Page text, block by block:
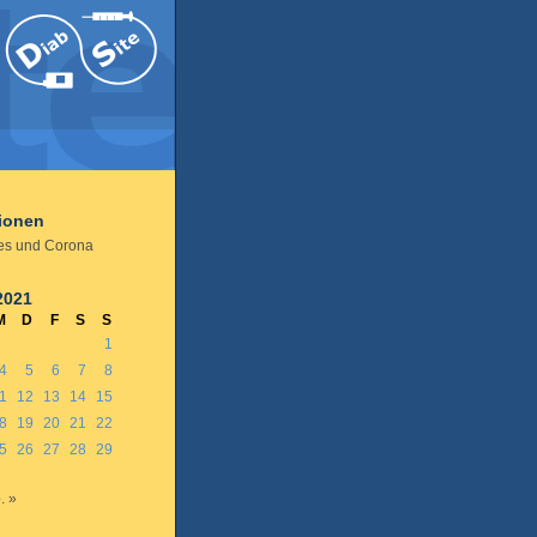
und Corona
D F S
S
1
4 5 6 7
8
12 13 14
15
19 20 21
22
26 27 28
29
»